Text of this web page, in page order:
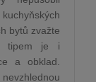
bytů zvažte
tipem je i
a obklad.